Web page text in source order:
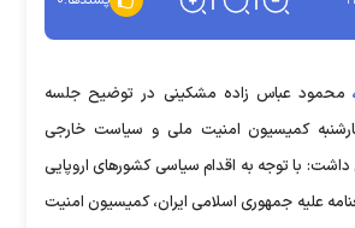
محمود عباس زاده مشکینی در توضیح جلسه
کمیسیون امنیت ملی و سیاست خارجی
با توجه به اقدام سیاسی کشورهای اروپایی
علیه جمهوری اسلامی ایران، کمیسیون امنیت